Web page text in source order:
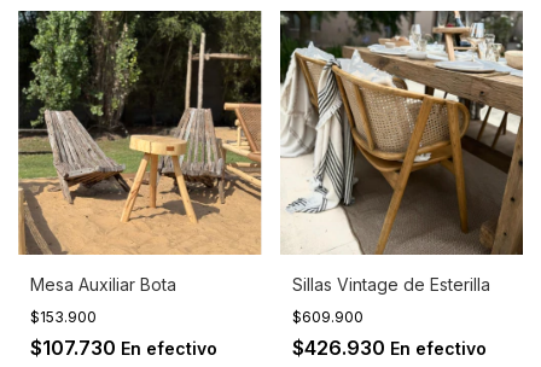
Mesa Auxiliar Bota
$153.900
$107.730 En efectivo
Sillas Vintage de Esterilla
$609.900
$426.930 En efectivo